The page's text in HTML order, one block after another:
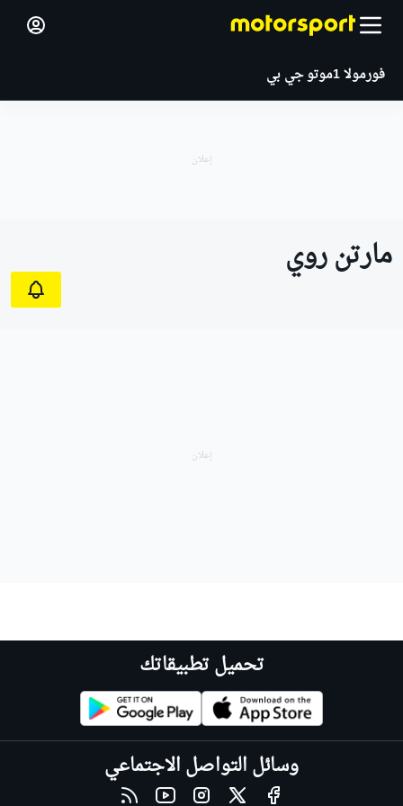
فورمولا 1 موتو جي بي
مارتن روي
تحميل تطبيقاتك
وسائل التواصل الاجتماعي